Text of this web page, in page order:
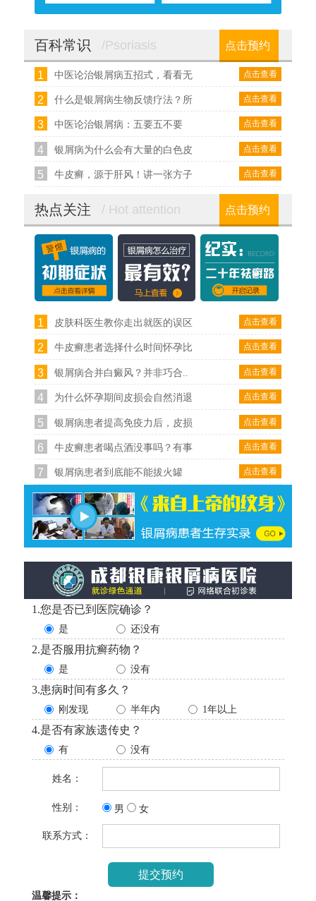
百科常识 /Psoriasis 点击预约
1 点击查看
中医论治银屑病五招式，看看无
2 点击查看
什么是银屑病生物反馈疗法？所
3 点击查看
中医论治银屑病：五要五不要
4 点击查看
银屑病为什么会有大量的白色皮
5 点击查看
牛皮癣，源于肝风！讲一张方子
热点关注 / Hot attention 点击预约
1 点击查看
皮肤科医生教你走出就医的误区
2 点击查看
牛皮癣患者选择什么时间怀孕比
3 点击查看
银屑病合并白癜风？并非巧合..
4 点击查看
为什么怀孕期间皮损会自然消退
5 点击查看
银屑病患者提高免疫力后，皮损
6 点击查看
牛皮癣患者喝点酒没事吗？有事
7 点击查看
银屑病患者到底能不能拔火罐
1.您是否已到医院确诊？
是 还没有
2.是否服用抗癣药物？
是 没有
3.患病时间有多久？
刚发现 半年内 1年以上
4.是否有家族遗传史？
有 没有
姓名：
性别： 男 女
联系方式：
温馨提示：